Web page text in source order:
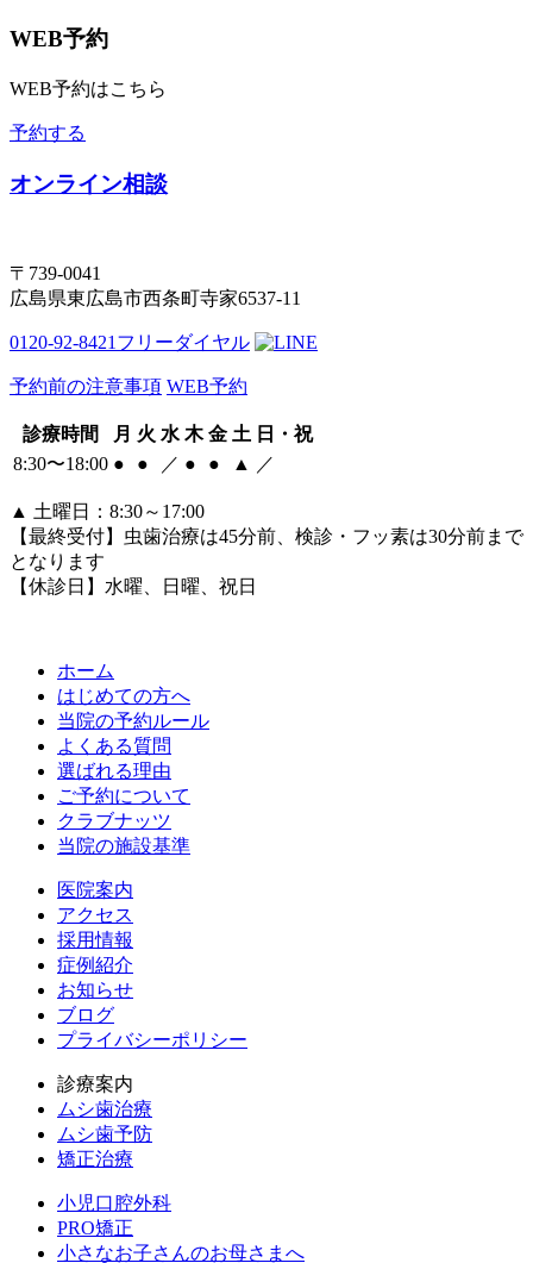
WEB予約
WEB予約はこちら
予約する
オンライン相談
〒739-0041
広島県東広島市西条町寺家6537-11
0120-92-8421 フリーダイヤル
予約前の注意事項 WEB予約
診療時間 月 火 水 木 金 土 日・祝
8:30〜18:00 ● ● ／ ● ● ▲ ／
▲ 土曜日：8:30～17:00
【最終受付】虫歯治療は45分前、検診・フッ素は30分前まで
となります
【休診日】水曜、日曜、祝日
ホーム
はじめての方へ
当院の予約ルール
よくある質問
選ばれる理由
ご予約について
クラブナッツ
当院の施設基準
医院案内
アクセス
採用情報
症例紹介
お知らせ
ブログ
プライバシーポリシー
診療案内
ムシ歯治療
ムシ歯予防
矯正治療
小児口腔外科
PRO矯正
小さなお子さんのお母さまへ